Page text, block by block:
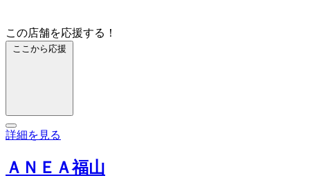
この店舗を応援する！
ここから応援
詳細を見る
ＡＮＥＡ福山